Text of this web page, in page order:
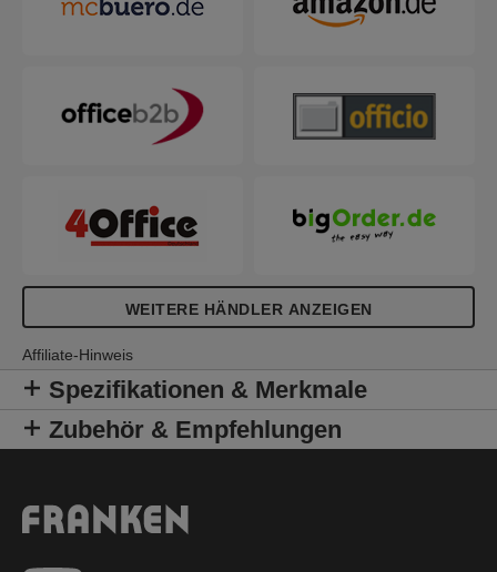
Ablageschale und Zubehör für die
und kann wahlweise im Hoch- oder Querformat
erfolgen. 5 Jahre Herstellergarantie.
WEITERE HÄNDLER ANZEIGEN
Affiliate-Hinweis
Spezifikationen & Merkmale
Zubehör & Empfehlungen